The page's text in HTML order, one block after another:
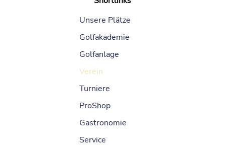
Unsere Plätze
Golfakademie
Golfanlage
Verein
Turniere
ProShop
Gastronomie
Service